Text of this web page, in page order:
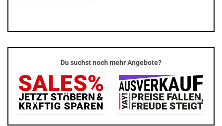
Du suchst noch mehr Angebote?